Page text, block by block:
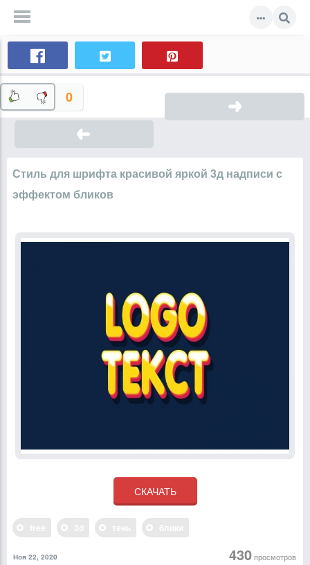
0
Стиль для шрифта красивой яркой 3д надписи с
эффектом бликов
430просмотров
Ноя 22, 2020